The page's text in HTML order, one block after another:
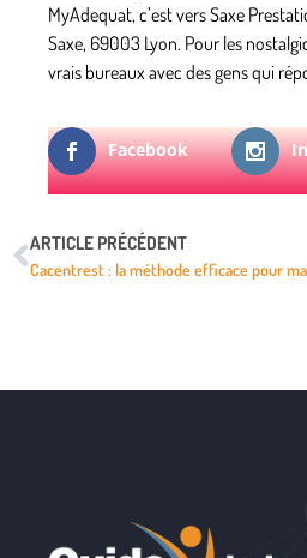
MyAdequat, c’est vers Saxe
Saxe, 69003 Lyon. Pour les
vrais bureaux avec des gens qui
Facebook
ARTICLE PRÉCÉDENT
Cacentrest : la méthode efficace pour